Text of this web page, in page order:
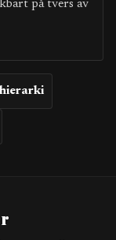
på tvers av